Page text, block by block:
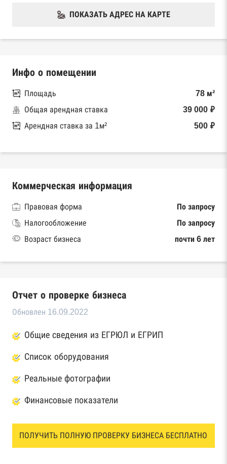
ПОКАЗАТЬ АДРЕС НА КАРТЕ
Инфо о помещении
Площадь
78 м²
Общая арендная ставка
39 000 ₽
Арендная ставка за 1м²
500 ₽
Коммерческая информация
Правовая форма
По запросу
Налогообложение
По запросу
Возраст бизнеса
почти 6 лет
Отчет о проверке бизнеса
Обновлен 16.09.2022
Общие сведения из ЕГРЮЛ и ЕГРИП
Список оборудования
Реальные фотографии
Финансовые показатели
ПОЛУЧИТЬ ПОЛНУЮ ПРОВЕРКУ БИЗНЕСА БЕСПЛАТНО